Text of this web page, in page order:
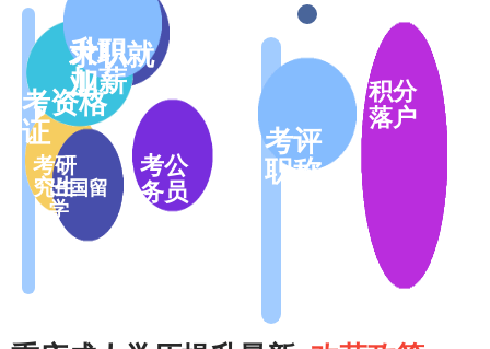
考研
究生
求职就
业
考资格
证
升职
加薪
考公
务员
考评
职称
积分
落户
出国留
学